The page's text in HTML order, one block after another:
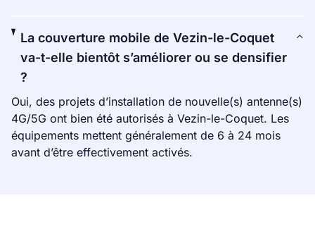
La couverture mobile de Vezin-le-Coquet
va-t-elle bientôt s’améliorer ou se densifier
?
Oui, des projets d’installation de nouvelle(s) antenne(s)
4G/5G ont bien été autorisés à Vezin-le-Coquet. Les
équipements mettent généralement de 6 à 24 mois
avant d’être effectivement activés.